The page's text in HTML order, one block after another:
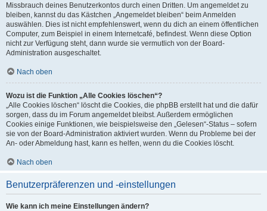
Missbrauch deines Benutzerkontos durch einen Dritten. Um angemeldet zu
bleiben, kannst du das Kästchen „Angemeldet bleiben“ beim Anmelden
auswählen. Dies ist nicht empfehlenswert, wenn du dich an einem öffentlichen
Computer, zum Beispiel in einem Internetcafé, befindest. Wenn diese Option
nicht zur Verfügung steht, dann wurde sie vermutlich von der Board-
Administration ausgeschaltet.
Nach oben
Wozu ist die Funktion „Alle Cookies löschen“?
„Alle Cookies löschen“ löscht die Cookies, die phpBB erstellt hat und die dafür
sorgen, dass du im Forum angemeldet bleibst. Außerdem ermöglichen
Cookies einige Funktionen, wie beispielsweise den „Gelesen“-Status – sofern
sie von der Board-Administration aktiviert wurden. Wenn du Probleme bei der
An- oder Abmeldung hast, kann es helfen, wenn du die Cookies löscht.
Nach oben
Benutzerpräferenzen und -einstellungen
Wie kann ich meine Einstellungen ändern?